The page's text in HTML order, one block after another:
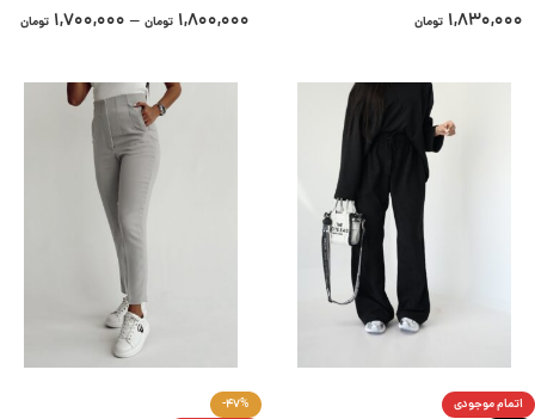
1,830,000 تومان 1,800,000 تومان –
1,700,000 تومان
اتمام موجودی
-47%